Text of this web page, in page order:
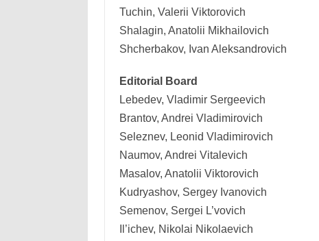
Tuchin, Valerii Viktorovich
Shalagin, Anatolii Mikhailovich
Shcherbakov, Ivan Aleksandrovich
Editorial Board
Lebedev, Vladimir Sergeevich
Brantov, Andrei Vladimirovich
Seleznev, Leonid Vladimirovich
Naumov, Andrei Vitalevich
Masalov, Anatolii Viktorovich
Kudryashov, Sergey Ivanovich
Semenov, Sergei L’vovich
Il’ichev, Nikolai Nikolaevich